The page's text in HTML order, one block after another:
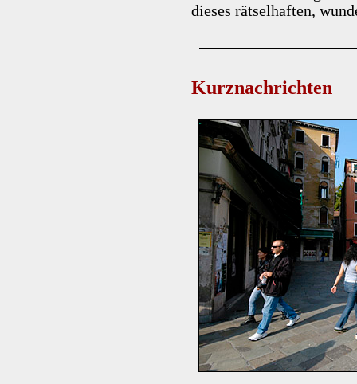
dieses rätselhaften,
Kurznachrichten